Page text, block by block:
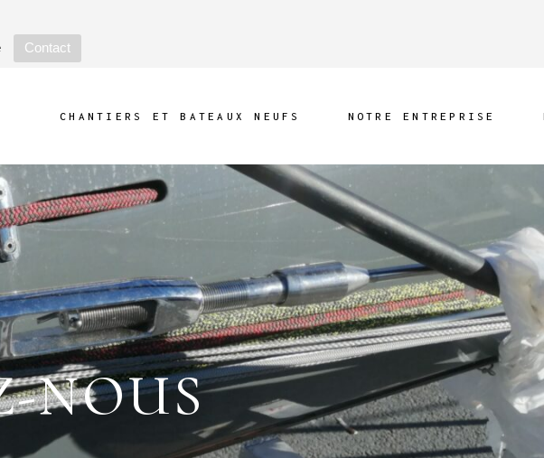
Contact
CHANTIERS ET BATEAUX NEUFS NOTRE ENTREPRISE
Nos réalisations
Produits
Partenaires et
Fournisseurs
Prise en main
Démarche RSE
NOUS